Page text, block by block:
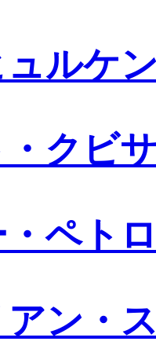
ュルケ
クビ
ペト
アン・